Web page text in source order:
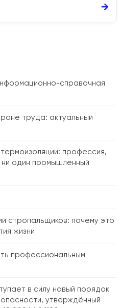
справочная
труда: актуальный
профессия,
один промышленный
стропальщиков: почему это
жизни
профессиональным
в силу новый порядок
утверждённый
→